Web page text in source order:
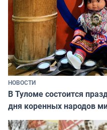
НОВОСТИ
В Туломе состоится
дня коренных народов